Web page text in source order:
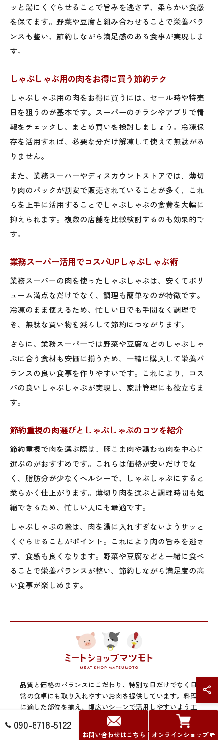
ッと湯にくぐらせることで旨みを逃さず、柔らかい食感
を保てます。野菜や豆腐と組み合わせることで栄養バラ
ンスも整い、節約しながら満足感のある食事が実現しま
す。
しゃぶしゃぶ用の肉をお得に買う節約テク
しゃぶしゃぶ用の肉をお得に買うには、セール時や特売
日を狙うのが基本です。スーパーのチラシやアプリで情
報をチェックし、まとめ買いを検討しましょう。冷凍保
存を活用すれば、必要な分だけ解凍して使えて無駄があ
りません。
また、業務スーパーやディスカウントストアでは、薄切
り肉のパックが割安で販売されていることが多く、これ
らを上手に活用することでしゃぶしゃぶの食費を大幅に
抑えられます。複数の店舗を比較検討するのも効果的で
す。
業務スーパー活用でコスパUPしゃぶしゃぶ術
業務スーパーの肉を使ったしゃぶしゃぶは、安くてボリ
ューム満点なだけでなく、調理も簡単なのが特徴です。
冷凍のまま使えるため、忙しい日でも手間なく調理で
き、無駄な買い物を減らして節約につながります。
さらに、業務スーパーでは野菜や豆腐などのしゃぶしゃ
ぶに合う食材も安価に揃うため、一緒に購入して栄養バ
ランスの良い食事を作りやすいです。これにより、コス
パの良いしゃぶしゃぶが実現し、家計管理にも役立ちま
す。
節約重視の肉選びとしゃぶしゃぶのコツを紹介
節約重視で肉を選ぶ際は、豚こま肉や鶏むね肉を中心に
選ぶのがおすすめです。これらは価格が安いだけでな
く、脂肪分が少なくヘルシーで、しゃぶしゃぶにすると
柔らかく仕上がります。薄切り肉を選ぶと調理時間も短
縮できるため、忙しい人にも最適です。
しゃぶしゃぶの際は、肉を湯に入れすぎないようサッと
くぐらせることがポイント。これにより肉の旨みを逃さ
ず、食感も良くなります。野菜や豆腐などと一緒に食べ
ることで栄養バランスが整い、節約しながら満足度の高
い食事が楽しめます。
品質と価格のバランスにこだわり、特別な日だけでなく日
常の食卓にも取り入れやすいお肉を提供しています。料理
に適した部位を揃え、幅広いシーンで活用しやすいよう工
夫しつつ、通販にてお届けしております。
090-8718-5122
お問い合わせはこちら オンラインショップ